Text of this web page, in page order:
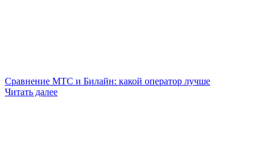
Сравнение МТС и Билайн: какой оператор лучше
Читать далее